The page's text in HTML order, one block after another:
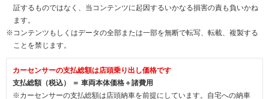
証するものではなく、当コンテンツに起因するいかなる損害の責も負いかね
ます。
※コンテンツもしくはデータの全部または一部を無断で転写、転載、複製する
ことを禁じます。
カーセンサーの支払総額は店頭乗り出し価格です
支払総額（税込） ＝ 車両本体価格＋諸費用
※カーセンサーの支払総額は店頭納車を前提にしています。自宅への納車